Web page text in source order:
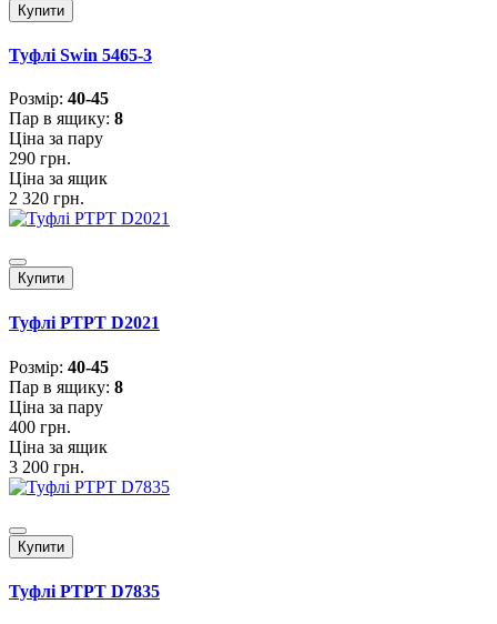
Купити
Туфлі Swin 5465-3
Розмiр: 40-45
Пар в ящику: 8
Ціна за пару
290 грн.
Ціна за ящик
2 320 грн.
Купити
Туфлі PTPT D2021
Розмiр: 40-45
Пар в ящику: 8
Ціна за пару
400 грн.
Ціна за ящик
3 200 грн.
Купити
Туфлі PTPT D7835